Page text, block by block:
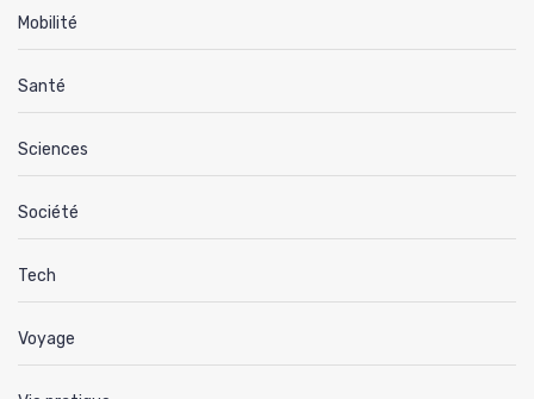
Mobilité
Santé
Sciences
Société
Tech
Voyage